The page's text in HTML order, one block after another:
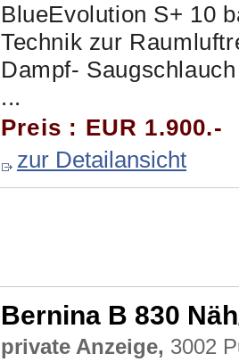
BlueEvolution S+ 10
Technik zur
Dampf-
...
Preis : EUR 1.900.-
zur Detailansicht
Bernina B 830
private Anzeige, 3002